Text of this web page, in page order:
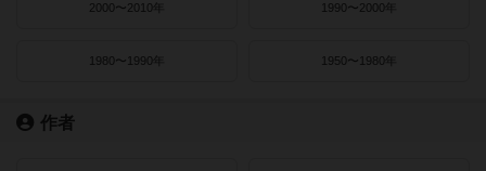
2000〜2010年 1990〜2000年
1980〜1990年 1950〜1980年
作者